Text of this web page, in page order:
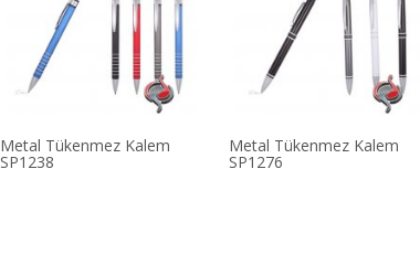
Metal Tükenmez Kalem
SP1238
Metal Tükenmez Kalem
SP1276